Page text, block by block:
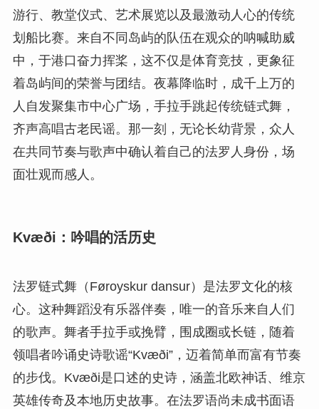
游行、教堂仪式、艺术展览以及最激动人心的传统
划船比赛。来自不同岛屿的队伍在观众的呐喊助威
中，于港口奋力挥桨，这不仅是体育竞技，更象征
着岛屿间的荣誉与团结。夜幕降临时，成千上万的
人自发聚集市中心广场，手拉手跳起传统链式舞，
齐声高唱古老民谣。那一刻，无论长幼背景，众人
在共同节奏与歌声中确认着自己的法罗人身份，场
面壮观而感人。
Kvæði：吟唱的活历史
法罗链式舞（Føroyskur dansur）是法罗文化的核
心。这种舞蹈没有乐器伴奏，唯一的音乐来自人们
的歌声。舞者手拉手或挽臂，围成圈或长链，随着
领唱者吟诵史诗歌谣“Kvæði”，迈着简单而富有节奏
的步伐。Kvæði是口述的史诗，涵盖北欧神话、维京
英雄传奇及本地历史故事。在法罗语尚未成书面语